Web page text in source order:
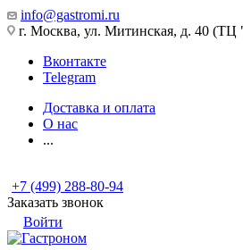
info@gastromi.ru
г. Москва, ул. Митинская, д. 40
Вконтакте
Telegram
Доставка и оплата
О нас
...
+7 (499) 288-80-94
Заказать звонок
Войти